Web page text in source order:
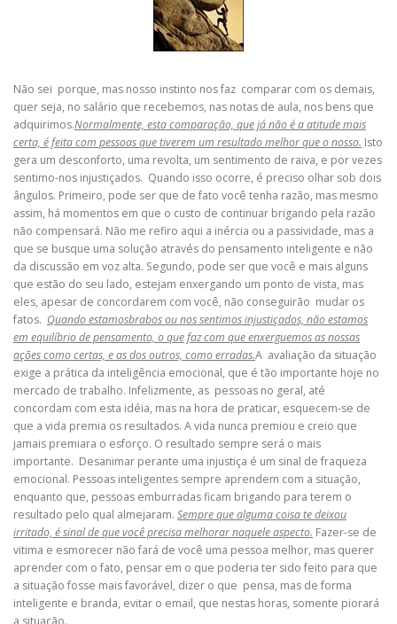
Não sei porque, mas nosso instinto nos faz comparar com os demais,
quer seja, no salário que recebemos, nas notas de aula, nos bens que
adquirimos.Normalmente, esta comparação, que já não é a atitude mais
certa, é feita com pessoas que tiverem um resultado melhor que o nosso. Isto
gera um desconforto, uma revolta, um sentimento de raiva, e por vezes
sentimo-nos injustiçados. Quando isso ocorre, é preciso olhar sob dois
ângulos. Primeiro, pode ser que de fato você tenha razão, mas mesmo
assim, há momentos em que o custo de continuar brigando pela razão
não compensará. Não me refiro aqui a inércia ou a passividade, mas a
que se busque uma solução através do pensamento inteligente e não
da discussão em voz alta. Segundo, pode ser que você e mais alguns
que estão do seu lado, estejam enxergando um ponto de vista, mas
eles, apesar de concordarem com você, não conseguirão mudar os
fatos. Quando estamosbrabos ou nos sentimos injustiçados, não estamos
em equilíbrio de pensamento, o que faz com que enxerguemos as nossas
ações como certas, e as dos outros, como erradas.A avaliação da situação
exige a prática da inteligência emocional, que é tão importante hoje no
mercado de trabalho. Infelizmente, as pessoas no geral, até
concordam com esta idéia, mas na hora de praticar, esquecem-se de
que a vida premia os resultados. A vida nunca premiou e creio que
jamais premiara o esforço. O resultado sempre será o mais
importante. Desanimar perante uma injustiça é um sinal de fraqueza
emocional. Pessoas inteligentes sempre aprendem com a situação,
enquanto que, pessoas emburradas ficam brigando para terem o
resultado pelo qual almejaram. Sempre que alguma coisa te deixou
irritado, é sinal de que você precisa melhorar naquele aspecto. Fazer-se de
vitima e esmorecer não fará de você uma pessoa melhor, mas querer
aprender com o fato, pensar em o que poderia ter sido feito para que
a situação fosse mais favorável, dizer o que pensa, mas de forma
inteligente e branda, evitar o email, que nestas horas, somente piorará